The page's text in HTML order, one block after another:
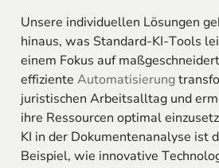
Unsere individuellen Lösungen
hinaus, was Standard-KI-Tools
einem Fokus auf
effiziente Automatisierung
juristischen Arbeitsalltag und
ihre Ressourcen optimal
KI in der Dokumentenanalyse ist
Beispiel, wie innovative